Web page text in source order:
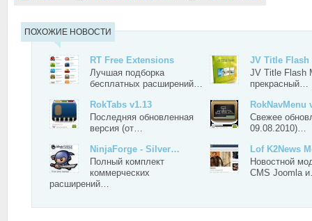
ПОХОЖИЕ НОВОСТИ
RT Free Extensions
Лучшая подборка
бесплатных расширений…
JV Title Flash
JV Title Flash
прекрасный…
RokTabs v1.13
Последняя обновленная
версия (от…
RokNavMenu
Свежее
09.08.2010)…
NinjaForge - Silver…
Полный комплект
коммерческих
расширений…
Lof K2News
Новостной
CMS Joomla